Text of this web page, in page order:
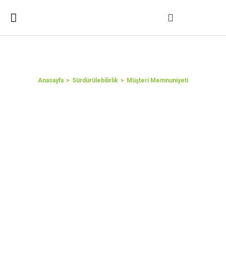
You are here:Anasayfa Sürdürülebilirlik Müşteri Memnuniyeti